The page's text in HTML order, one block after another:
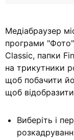
Медіабраузер
програми
Classic, папки
на трикутники
щоб побачити
щоб
Виберіть і